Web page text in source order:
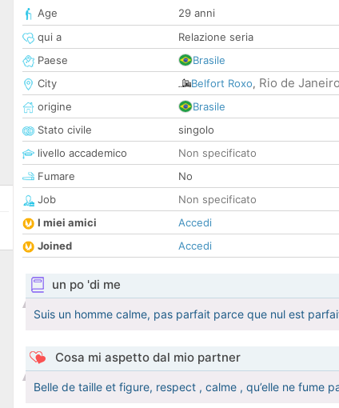
Age
29 anni
qui a
Relazione seria
Paese
Brasile
City
Belfort Roxo, Rio de Janeiro
origine
Brasile
Stato civile
singolo
livello accademico
Non specificato
Fumare
No
Job
Non specificato
I miei amici
Accedi
Joined
Accedi
un po 'di me
Suis un homme calme, pas parfait parce que nul est
Cosa mi aspetto dal mio partner
Belle de taille et figure, respect , calme , qu’elle ne fume